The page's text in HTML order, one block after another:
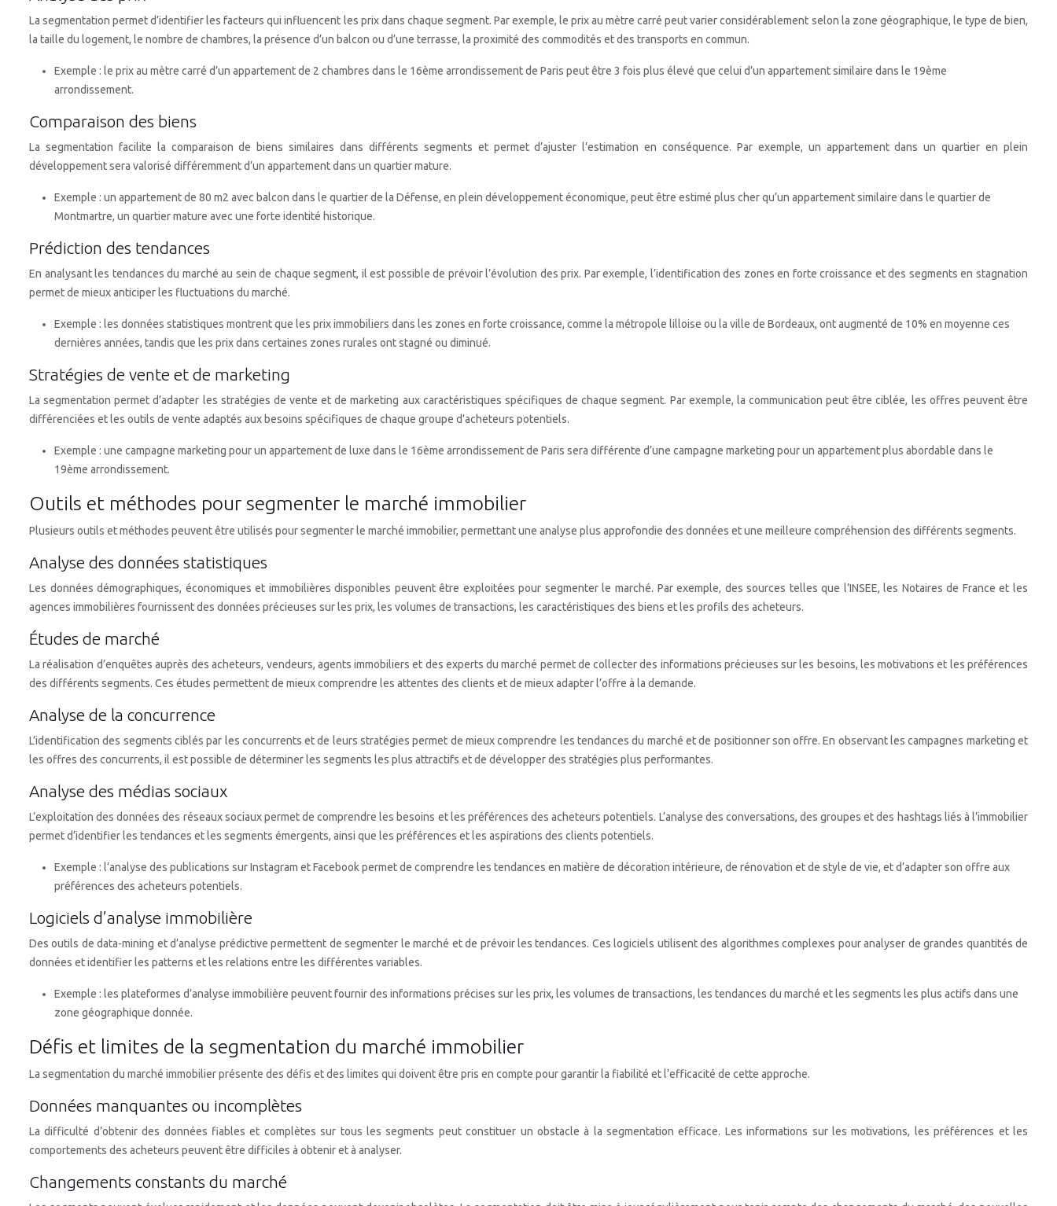
La segmentation permet d’identifier les facteurs qui influencent les prix dans chaque segment. Par exemple, le prix au mètre carré peut varier considérablement selon la zone géographique, le type de bien,
la taille du logement, le nombre de chambres, la présence d’un balcon ou d’une terrasse, la proximité des commodités et des transports en commun.
Exemple : le prix au mètre carré d’un appartement de 2 chambres dans le 16ème arrondissement de Paris peut être 3 fois plus élevé que celui d’un appartement similaire dans le 19ème
arrondissement.
Comparaison des biens
La segmentation facilite la comparaison de biens similaires dans différents segments et permet d’ajuster l’estimation en conséquence. Par exemple, un appartement dans un quartier en plein
développement sera valorisé différemment d’un appartement dans un quartier mature.
Exemple : un appartement de 80 m2 avec balcon dans le quartier de la Défense, en plein développement économique, peut être estimé plus cher qu’un appartement similaire dans le quartier de
Montmartre, un quartier mature avec une forte identité historique.
Prédiction des tendances
En analysant les tendances du marché au sein de chaque segment, il est possible de prévoir l’évolution des prix. Par exemple, l’identification des zones en forte croissance et des segments en stagnation
permet de mieux anticiper les fluctuations du marché.
Exemple : les données statistiques montrent que les prix immobiliers dans les zones en forte croissance, comme la métropole lilloise ou la ville de Bordeaux, ont augmenté de 10% en moyenne ces
dernières années, tandis que les prix dans certaines zones rurales ont stagné ou diminué.
Stratégies de vente et de marketing
La segmentation permet d’adapter les stratégies de vente et de marketing aux caractéristiques spécifiques de chaque segment. Par exemple, la communication peut être ciblée, les offres peuvent être
différenciées et les outils de vente adaptés aux besoins spécifiques de chaque groupe d’acheteurs potentiels.
Exemple : une campagne marketing pour un appartement de luxe dans le 16ème arrondissement de Paris sera différente d’une campagne marketing pour un appartement plus abordable dans le
19ème arrondissement.
Outils et méthodes pour segmenter le marché immobilier
Plusieurs outils et méthodes peuvent être utilisés pour segmenter le marché immobilier, permettant une analyse plus approfondie des données et une meilleure compréhension des différents segments.
Analyse des données statistiques
Les données démographiques, économiques et immobilières disponibles peuvent être exploitées pour segmenter le marché. Par exemple, des sources telles que l’INSEE, les Notaires de France et les
agences immobilières fournissent des données précieuses sur les prix, les volumes de transactions, les caractéristiques des biens et les profils des acheteurs.
Études de marché
La réalisation d’enquêtes auprès des acheteurs, vendeurs, agents immobiliers et des experts du marché permet de collecter des informations précieuses sur les besoins, les motivations et les préférences
des différents segments. Ces études permettent de mieux comprendre les attentes des clients et de mieux adapter l’offre à la demande.
Analyse de la concurrence
L’identification des segments ciblés par les concurrents et de leurs stratégies permet de mieux comprendre les tendances du marché et de positionner son offre. En observant les campagnes marketing et
les offres des concurrents, il est possible de déterminer les segments les plus attractifs et de développer des stratégies plus performantes.
Analyse des médias sociaux
L’exploitation des données des réseaux sociaux permet de comprendre les besoins et les préférences des acheteurs potentiels. L’analyse des conversations, des groupes et des hashtags liés à l’immobilier
permet d’identifier les tendances et les segments émergents, ainsi que les préférences et les aspirations des clients potentiels.
Exemple : l’analyse des publications sur Instagram et Facebook permet de comprendre les tendances en matière de décoration intérieure, de rénovation et de style de vie, et d’adapter son offre aux
préférences des acheteurs potentiels.
Logiciels d’analyse immobilière
Des outils de data-mining et d’analyse prédictive permettent de segmenter le marché et de prévoir les tendances. Ces logiciels utilisent des algorithmes complexes pour analyser de grandes quantités de
données et identifier les patterns et les relations entre les différentes variables.
Exemple : les plateformes d’analyse immobilière peuvent fournir des informations précises sur les prix, les volumes de transactions, les tendances du marché et les segments les plus actifs dans une
zone géographique donnée.
Défis et limites de la segmentation du marché immobilier
La segmentation du marché immobilier présente des défis et des limites qui doivent être pris en compte pour garantir la fiabilité et l’efficacité de cette approche.
Données manquantes ou incomplètes
La difficulté d’obtenir des données fiables et complètes sur tous les segments peut constituer un obstacle à la segmentation efficace. Les informations sur les motivations, les préférences et les
comportements des acheteurs peuvent être difficiles à obtenir et à analyser.
Changements constants du marché